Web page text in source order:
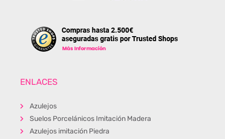
ENLACES
Azulejos
Suelos Porcelánicos Imitación Madera
Azulejos imitación Piedra